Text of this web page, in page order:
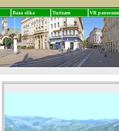
Baza slika Turizam VR panorame